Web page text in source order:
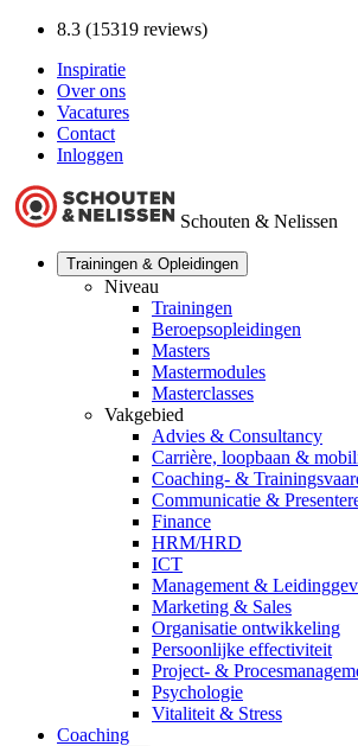
8.3 (15319 reviews)
Inspiratie
Over ons
Vacatures
Contact
Inloggen
Schouten & Nelissen
Trainingen & Opleidingen
Niveau
Trainingen
Beroepsopleidingen
Masters
Mastermodules
Masterclasses
Vakgebied
Advies & Consultancy
Carrière, loopbaan &
Coaching- &
Communicatie &
Finance
HRM/HRD
ICT
Management &
Marketing & Sales
Organisatie ontwikkeling
Persoonlijke effectiviteit
Project- &
Psychologie
Vitaliteit & Stress
Coaching